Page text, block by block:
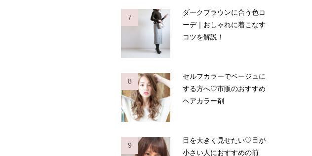
7
ダークブラウンに合う色コ
ーデ｜おしゃれに着こなす
コツを解説！
8
セルフカラーでベージュに
する方へ♡市販のおすすめ
ヘアカラー剤
9
目を大きく見せたい♡目が
小さい人におすすめの前